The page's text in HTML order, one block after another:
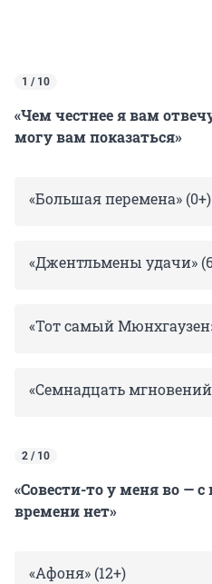
1 / 10
«Чем честнее я вам
могу вам показаться»
«Большая перемена» (0+)
«Джентльмены удачи»
«Тот самый
«Семнадцать мгновений
2 / 10
«Совести-то у меня во —
времени нет»
«Афоня» (12+)